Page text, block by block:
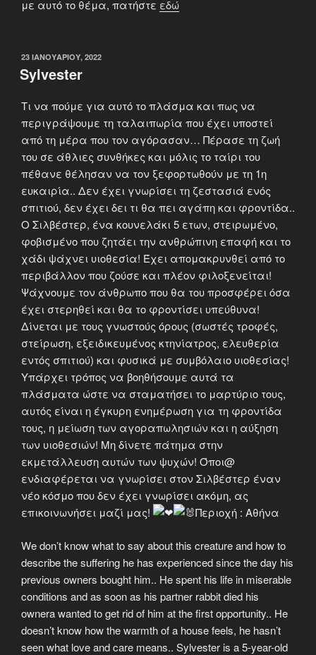
με αυτό το θέμα, πατήστε εδώ
ΔΗΜΟΣΙΕΎΤΗΚΕ
ΣΤΙΣ
23 ΙΑΝΟΥΑΡΊΟΥ, 2022
Sylvester
Τι να πούμε για αυτό το πλάσμα και πως να
περιγράψουμε τη ταλαιπωρία που έχει υποστεί
από τη μέρα που τον αγόρασαν… Πέρασε τη ζωή
του σε άθλιες συνθήκες και μόλις το ταίρι του
πέθανε θέλησαν να τον ξεφορτωθούν με τη 1η
ευκαιρία.. Δεν έχει γνωρίσει τη ζεστασιά ενός
σπιτιού, δεν έχει δει τι θα πει αγάπη και φροντίδα..
Ο Σιλβέστερ, ένα κουνελάκι 5 ετων, στειρωμένο,
φοβισμένο που ζητάει την ανθρώπινη επαφή και το
χάδι ψάχνει υιοθεσία! Έχει απομακρυνθεί από το
περιβάλλον που ζούσε και πλέον φιλοξενείται!
Ψάχνουμε τον άνθρωπο που θα του προσφέρει όσα
έχει στερηθεί και θα το φροντίσει υπεύθυνα!
Δίνεται με τους γνωστούς όρους (σωστές τροφές,
στείρωση, εξειδικευμένος κτηνίατρος, ελευθερία
εντός σπιτιού) και φυσικά με συμβόλαιο υιοθεσίας!
Υπάρχει τρόπος να βοηθήσουμε αυτά τα
πλάσματα ώστε να σταματήσει το μαρτύριο τους,
αυτός είναι η έγκυρη ενημέρωση για τη φροντίδα
τους, η μείωση των αγοραπωλησιών και η αύξηση
των υιοθεσιών! Μη δίνετε πάτημα στην
εκμετάλλευση αυτών των ψυχών! Όποι@
ενδιαφέρεται να γνωρίσει στον Σιλβέστερ έναν
νέο κόσμο που δεν έχει γνωρίσει ακόμη, ας
επικοινωνήσει μαζί μας!
Περιοχή : Αθήνα
We don’t know what to say about this creature and how to
describe the suffering he has experienced since the day his
previous owners bought him.. He spent his life in miserable
conditions and as soon as his partner rabbit died his
ownera wanted to get rid of him at the first opportunity.. He
doesn’t know how the warmth of a house feels, he hasn’t
seen what love and care means.. Sylvester is a 5-year-old